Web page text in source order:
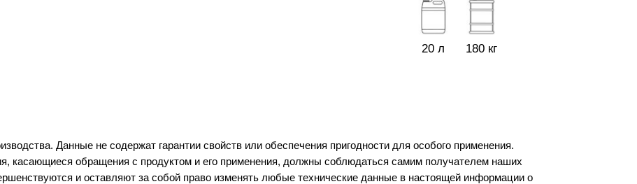
20 л 180 кг
Данные не содержат гарантии свойств или обеспечения пригодности для особого применения.
касающиеся обращения с продуктом и его применения, должны соблюдаться самим получателем наших
и оставляют за собой право изменять любые технические данные в настоящей информации о